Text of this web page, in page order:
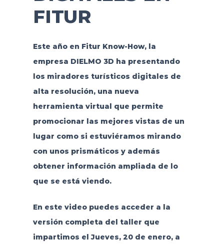
FITUR
Este año en Fitur Know-How, la
empresa DIELMO 3D ha presentando
los miradores turísticos digitales de
alta resolución, una nueva
herramienta virtual que permite
promocionar las mejores vistas de un
lugar como si estuviéramos mirando
con unos prismáticos y además
obtener información ampliada de lo
que se está viendo.
En este video puedes acceder a la
versión completa del taller que
impartimos el Jueves, 20 de enero, a